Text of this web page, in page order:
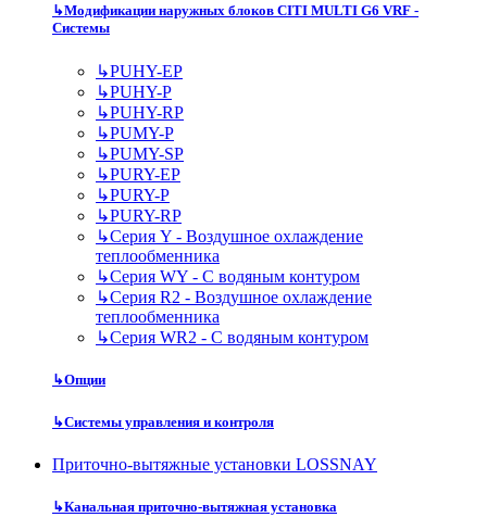
↳Модификации наружных блоков CITI MULTI G6 VRF -
Системы
↳PUHY-EP
↳PUHY-P
↳PUHY-RP
↳PUMY-P
↳PUMY-SP
↳PURY-EP
↳PURY-P
↳PURY-RP
↳Серия Y - Воздушное охлаждение
теплообменника
↳Серия WY - С водяным контуром
↳Серия R2 - Воздушное охлаждение
теплообменника
↳Серия WR2 - С водяным контуром
↳Опции
↳Системы управления и контроля
Приточно-вытяжные установки LOSSNAY
↳Канальная приточно-вытяжная установка